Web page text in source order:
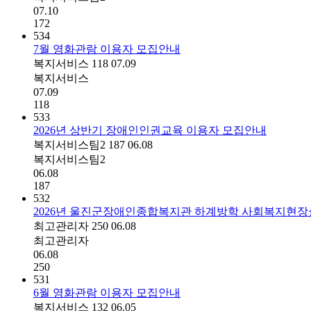
07.10
172
534
7월 영화관람 이용자 모집안내
복지서비스 118 07.09
복지서비스
07.09
118
533
2026년 상반기 장애인인권교육 이용자 모집안내
복지서비스팀2 187 06.08
복지서비스팀2
06.08
187
532
2026년 울진군장애인종합복지관 하계방학 사회복지현
최고관리자 250 06.08
최고관리자
06.08
250
531
6월 영화관람 이용자 모집안내
복지서비스 132 06.05